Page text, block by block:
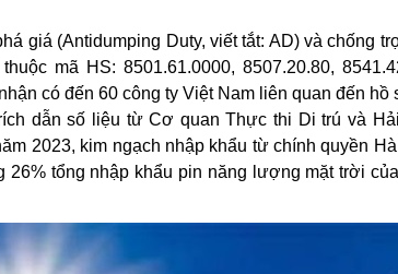
giá (Antidumping Duty, viết tắt: AD) và chống
thuộc mã HS: 8501.61.0000, 8507.20.80,
có đến 60 công ty Việt Nam liên quan đến
dẫn số liệu từ Cơ quan Thực thi Di trú và
2023, kim ngạch nhập khẩu từ chính quyền
26% tổng nhập khẩu pin năng lượng mặt trời